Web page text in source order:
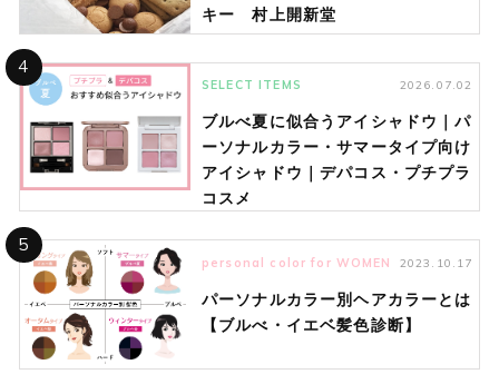
キー 村上開新堂
4
SELECT ITEMS 2026.07.02
ブルべ夏に似合うアイシャドウ｜パ
ーソナルカラー・サマータイプ向け
アイシャドウ｜デパコス・プチプラ
コスメ
5
personal color for WOMEN 2023.10.17
パーソナルカラー別ヘアカラーとは
【ブルべ・イエベ髪色診断】